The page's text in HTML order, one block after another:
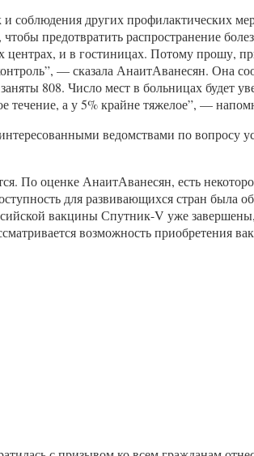
соблюдения других профилактических
предотвратить распространение
центрах, и в гостиницах. Потому прошу,
— сказала АнаитАванесян. Она
808. Число мест в больницах будет
течение, а у 5% крайне тяжелое”, —
ведомствами по вопросу
По оценке АнаитАванесян, есть
для развивающихся стран была
вакцины Спутник-V уже
возможность приобретения